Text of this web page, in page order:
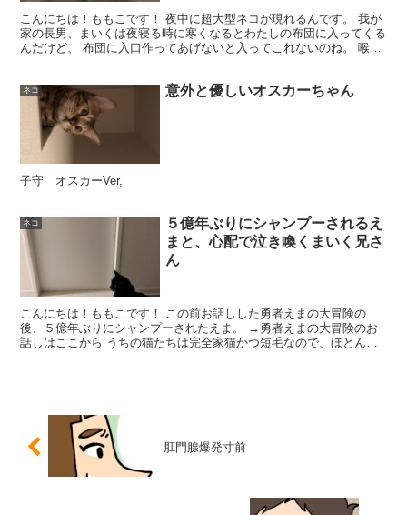
こんにちは！ももこです！ 夜中に超大型ネコが現れるんです。 我が
家の長男、まいくは夜寝る時に寒くなるとわたしの布団に入ってくる
んだけど、 布団に入口作ってあげないと入ってこれないのね。 喉を
ネコ 意外と優しいオスカーちゃん
子守 オスカーVer,
ネコ
５億年ぶりにシャンプーされるえ
まと、心配で泣き喚くまいく兄さ
ん
こんにちは！ももこです！ この前お話しした勇者えまの大冒険の
後、５億年ぶりにシャンプーされたえま。 →勇者えまの大冒険のお
話しはここから うちの猫たちは完全家猫かつ短毛なので、ほとんど
肛門腺爆発寸前